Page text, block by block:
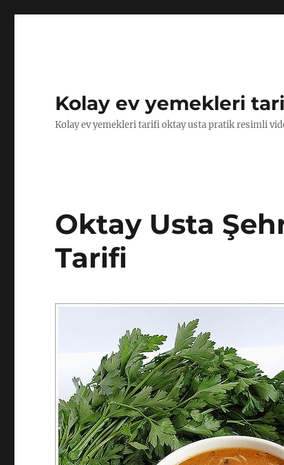
Kolay ev yemekleri
Kolay ev yemekleri tarifi oktay usta pratik resimli
Oktay Usta
Tarifi